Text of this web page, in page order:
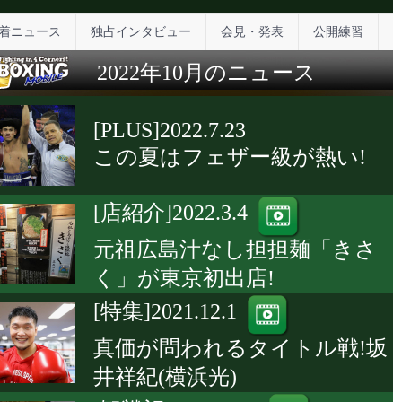
ニュース 独占インタビュー 会見・発表 公開練習
2022年10月のニュース
[PLUS]2022.7.23
この夏はフェザー級が熱い!
[店紹介]2022.3.4
元祖広島汁なし担担麺「きさ
く」が東京初出店!
[特集]2021.12.1
真価が問われるタイトル戦!坂
井祥紀(横浜光)